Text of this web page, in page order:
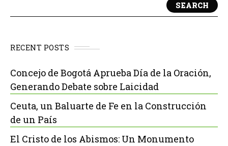
SEARCH
RECENT POSTS
Concejo de Bogotá Aprueba Día de la Oración,
Generando Debate sobre Laicidad
Ceuta, un Baluarte de Fe en la Construcción
de un País
El Cristo de los Abismos: Un Monumento